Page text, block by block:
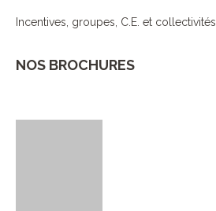
Incentives, groupes, C.E. et collectivités
NOS BROCHURES